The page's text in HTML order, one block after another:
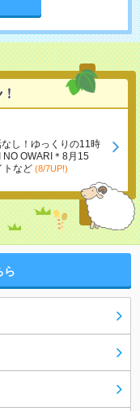
なし！ゆっくりの11時
NO OWARI＊8月15
トなど (8/7UP!)
ら